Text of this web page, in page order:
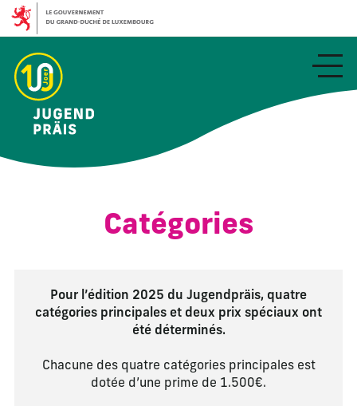
Catégories
Pour l’édition 2025 du Jugendpräis, quatre
catégories principales et deux prix spéciaux ont
été déterminés.
Chacune des quatre catégories principales est
dotée d’une prime de 1.500€.